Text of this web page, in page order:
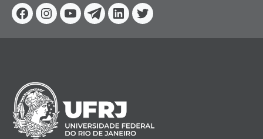
Facebook
Instagram
YoutubeTelegram
Linkedin
Twitter